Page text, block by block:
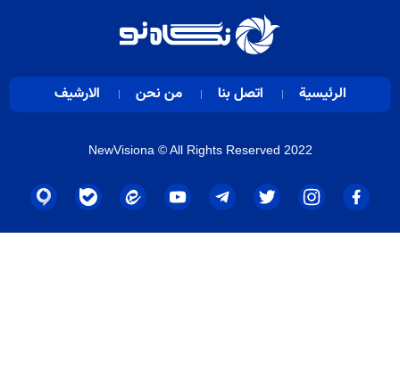
الرئيسية اتصل بنا من نحن الارشيف
NewVisiona © All Rights Reserved 2022